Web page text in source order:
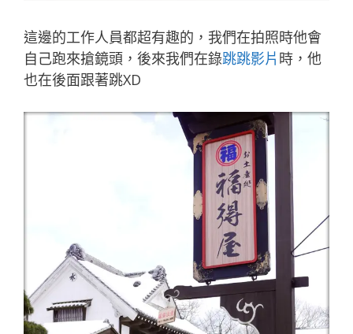
這邊的工作人員都超有趣的，我們在拍照時他會
自己跑來搶鏡頭，後來我們在錄跳跳影片 時，他
也在後面跟著跳XD